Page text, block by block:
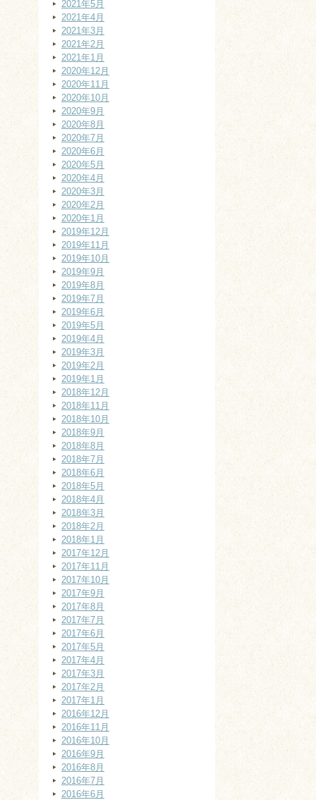
2021年5月
2021年4月
2021年3月
2021年2月
2021年1月
2020年12月
2020年11月
2020年10月
2020年9月
2020年8月
2020年7月
2020年6月
2020年5月
2020年4月
2020年3月
2020年2月
2020年1月
2019年12月
2019年11月
2019年10月
2019年9月
2019年8月
2019年7月
2019年6月
2019年5月
2019年4月
2019年3月
2019年2月
2019年1月
2018年12月
2018年11月
2018年10月
2018年9月
2018年8月
2018年7月
2018年6月
2018年5月
2018年4月
2018年3月
2018年2月
2018年1月
2017年12月
2017年11月
2017年10月
2017年9月
2017年8月
2017年7月
2017年6月
2017年5月
2017年4月
2017年3月
2017年2月
2017年1月
2016年12月
2016年11月
2016年10月
2016年9月
2016年8月
2016年7月
2016年6月